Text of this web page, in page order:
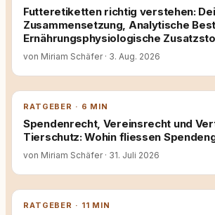
Futteretiketten richtig verstehen:
Zusammensetzung, Analytische
Ernährungsphysiologische
von Miriam Schäfer · 3. Aug. 2026
RATGEBER · 6 MIN
Spendenrecht, Vereinsrecht und
Tierschutz: Wohin fliessen
von Miriam Schäfer · 31. Juli 2026
RATGEBER · 11 MIN